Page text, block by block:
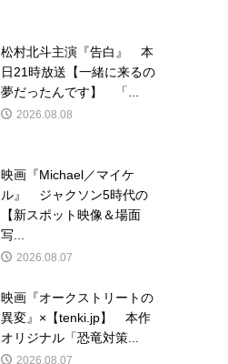
松村北斗主演『告白』 本
日21時放送【一緒に来るの
夢だったんです】 「...
2026.08.08
映画『Michael／マイケ
ル』 ジャクソン5時代の
【新スポット映像＆場面
写...
2026.08.07
映画『オークストリートの
異変』×【tenki.jp】 本作
オリジナル「恐竜対策...
2026.08.07